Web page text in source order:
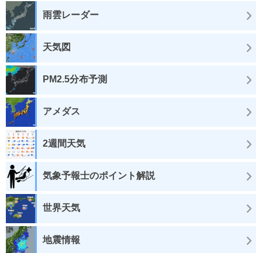
雨雲レーダー
天気図
PM2.5分布予測
アメダス
2週間天気
気象予報士のポイント解説
世界天気
地震情報